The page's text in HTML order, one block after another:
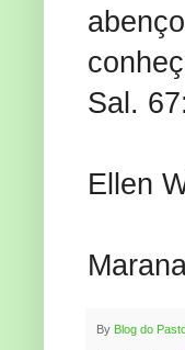
Sal.
Ellen
By Blog do